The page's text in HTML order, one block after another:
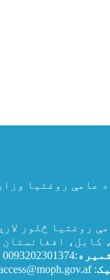
د عامې روغتیا
روغتيا څلور
کابل، افغانستان
:0093202301374
: info.access@moph.gov.af